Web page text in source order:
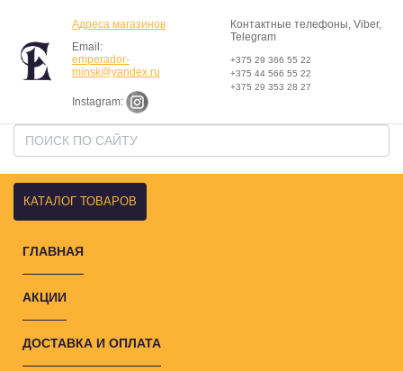
Адреса магазинов
Email:
emperador-
minsk@yandex.ru
Instagram:
Контактные телефоны, Viber,
Telegram
+375 29 366 55 22
+375 44 566 55 22
+375 29 353 28 27
КАТАЛОГ ТОВАРОВ
ГЛАВНАЯ
АКЦИИ
ДОСТАВКА И ОПЛАТА